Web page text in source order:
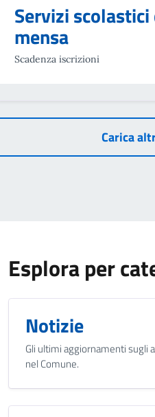
Servizi
mensa
Scadenza iscrizioni
Carica
Esplora per
Notizie
Gli ultimi aggiornamenti sugli
nel Comune.